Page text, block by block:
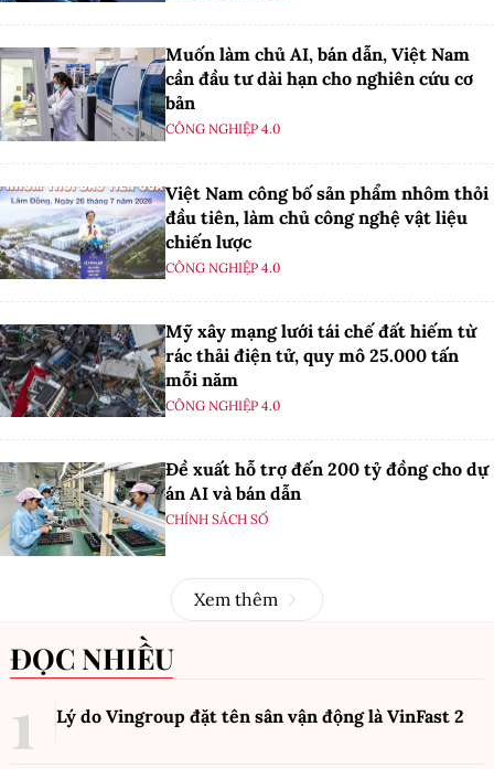
Muốn làm chủ AI, bán dẫn, Việt Nam
cần đầu tư dài hạn cho nghiên cứu cơ
bản
CÔNG NGHIỆP 4.0
Việt Nam công bố sản phẩm nhôm thỏi
đầu tiên, làm chủ công nghệ vật liệu
chiến lược
CÔNG NGHIỆP 4.0
Mỹ xây mạng lưới tái chế đất hiếm từ
rác thải điện tử, quy mô 25.000 tấn
mỗi năm
CÔNG NGHIỆP 4.0
Đề xuất hỗ trợ đến 200 tỷ đồng cho dự
án AI và bán dẫn
CHÍNH SÁCH SỐ
Xem thêm
ĐỌC NHIỀU
Lý do Vingroup đặt tên sân vận động là VinFast 2